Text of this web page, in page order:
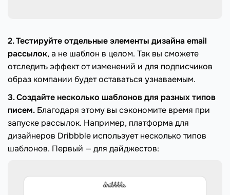
2. Тестируйте отдельные элементы дизайна email
рассылок, а не шаблон в целом. Так вы сможете
отследить эффект от изменений и для подписчиков
образ компании будет оставаться узнаваемым.
3. Создайте несколько шаблонов для разных типов
писем. Благодаря этому вы сэкономите время при
запуске рассылок. Например, платформа для
дизайнеров Dribbble использует несколько типов
шаблонов. Первый — для дайджестов: